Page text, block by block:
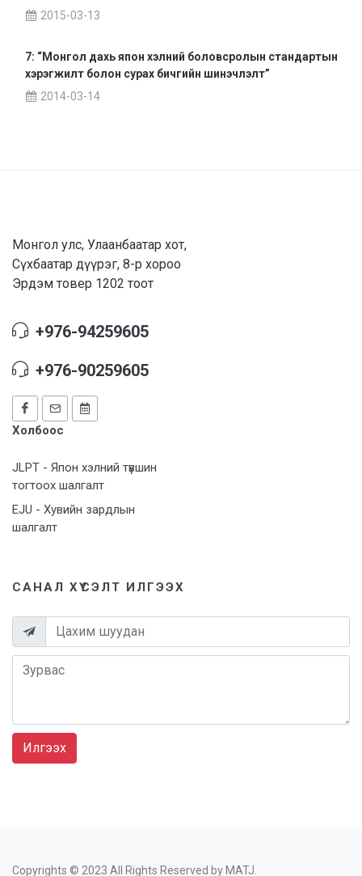
2015-03-13
7: “Монгол дахь япон хэлний боловсролын стандартын
хэрэгжилт болон сурах бичгийн шинэчлэлт”
2014-03-14
Монгол улс, Улаанбаатар хот,
Сүхбаатар дүүрэг, 8-р хороо
Эрдэм товер 1202 тоот
+976-94259605
+976-90259605
Холбоос
JLPT - Япон хэлний түвшин
тогтоох шалгалт
EJU - Хувийн зардлын
шалгалт
САНАЛ ХҮСЭЛТ ИЛГЭЭХ
Илгээх
Copyrights © 2023 All Rights Reserved by MATJ.